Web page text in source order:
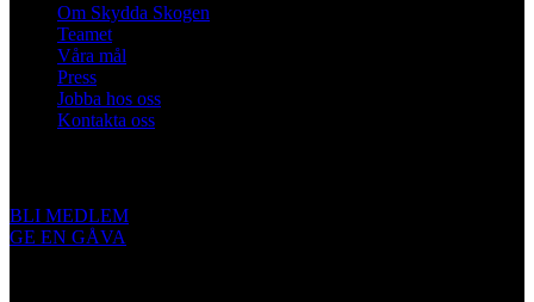
Om Skydda Skogen
Teamet
Våra mål
Press
Jobba hos oss
Kontakta oss
BLI MEDLEM
GE EN GÅVA